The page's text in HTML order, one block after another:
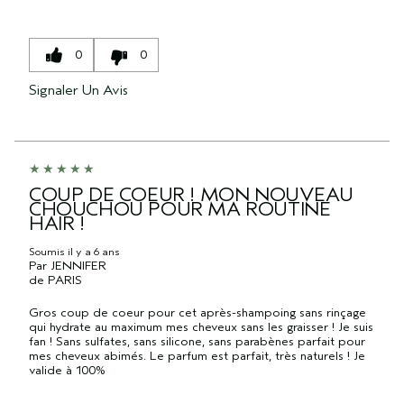
0 0
Signaler Un Avis
COUP DE COEUR ! MON NOUVEAU
CHOUCHOU POUR MA ROUTINE
HAIR !
Soumis il y a 6 ans
Par JENNIFER
de PARIS
Gros coup de coeur pour cet après-shampoing sans rinçage
qui hydrate au maximum mes cheveux sans les graisser ! Je suis
fan ! Sans sulfates, sans silicone, sans parabènes parfait pour
mes cheveux abimés. Le parfum est parfait, très naturels ! Je
valide à 100%